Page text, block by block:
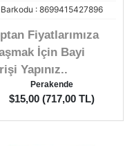
Barkodu : 8699415427896
Fiyatlarımıza
İçin Bayi
Yapınız..
Perakende
$15,00 (717,00 TL)